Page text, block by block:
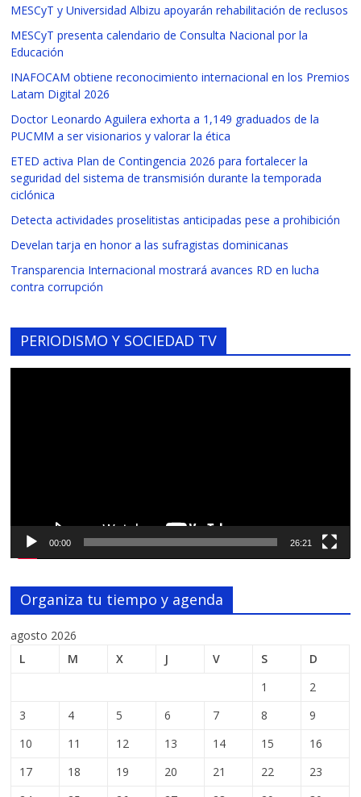
MESCyT y Universidad Albizu apoyarán rehabilitación de reclusos
MESCyT presenta calendario de Consulta Nacional por la
Educación
INAFOCAM obtiene reconocimiento internacional en los Premios
Latam Digital 2026
Doctor Leonardo Aguilera exhorta a 1,149 graduados de la
PUCMM a ser visionarios y valorar la ética
ETED activa Plan de Contingencia 2026 para fortalecer la
seguridad del sistema de transmisión durante la temporada
ciclónica
Detecta actividades proselitistas anticipadas pese a prohibición
Develan tarja en honor a las sufragistas dominicanas
Transparencia Internacional mostrará avances RD en lucha
contra corrupción
PERIODISMO Y SOCIEDAD TV
00:00 26:21
Organiza tu tiempo y agenda
agosto 2026
L
M X J V S
D
1
2
3
4 5 6 7 8
9
10
11 12 13 14 15
16
17
18 19 20 21 22
23